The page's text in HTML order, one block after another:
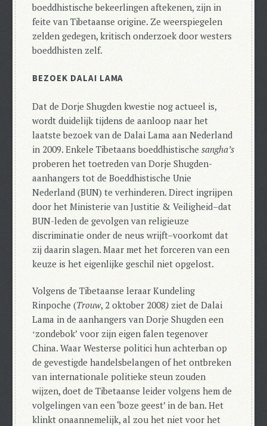
boeddhistische bekeerlingen aftekenen, zijn in
feite van Tibetaanse origine. Ze weerspiegelen
zelden gedegen, kritisch onderzoek door westers
boeddhisten zelf.
BEZOEK DALAI LAMA
Dat de Dorje Shugden kwestie nog actueel is,
wordt duidelijk tijdens de aanloop naar het
laatste bezoek van de Dalai Lama aan Nederland
in 2009. Enkele Tibetaans boeddhistischesangha’s
proberen het toetreden van Dorje Shugden-
aanhangers tot de Boeddhistische Unie
Nederland (BUN) te verhinderen. Direct ingrijpen
door het Ministerie van Justitie & Veiligheid–dat
BUN-leden de gevolgen van religieuze
discriminatie onder de neus wrijft–voorkomt dat
zij daarin slagen. Maar met het forceren van een
keuze is het eigenlijke geschil niet opgelost.
Volgens de Tibetaanse leraar Kundeling
Rinpoche (Trouw, 2 oktober 2008) ziet de Dalai
Lama in de aanhangers van Dorje Shugden een
ʻzondebokʼ voor zijn eigen falen tegenover
China.Waar Westerse politici hun achterban op
de gevestigde handelsbelangen of het ontbreken
van internationale politieke steun zouden
wijzen, doet de Tibetaanse leider volgens hem de
volgelingen van een ‘boze geest’ in de ban.Het
klinkt onaannemelijk, al zou het niet voor het